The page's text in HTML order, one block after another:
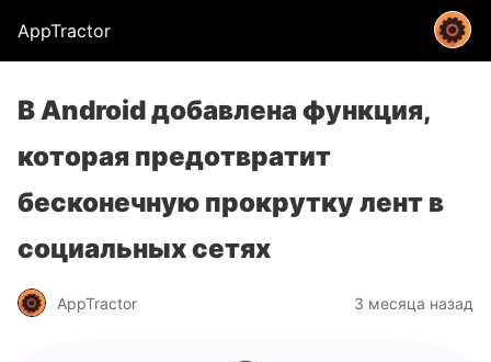
AppTractor
В Android добавлена ​​функция,
которая предотвратит
бесконечную прокрутку лент в
социальных сетях
AppTractor 3 месяца назад